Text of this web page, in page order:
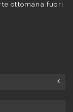
ottomana fuori